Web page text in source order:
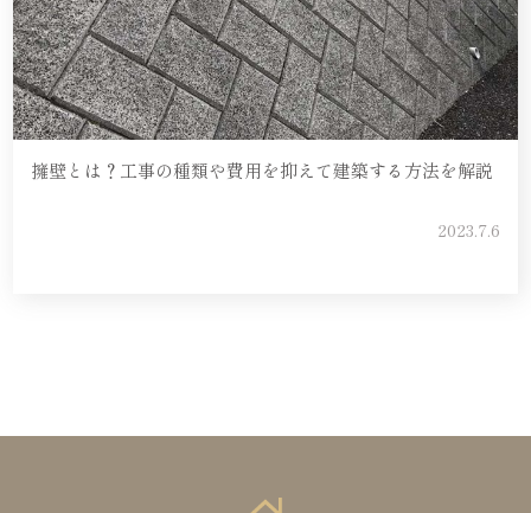
擁壁とは？工事の種類や費用を抑えて建築する方法を解説
2023.7.6